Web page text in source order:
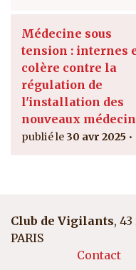
Médecine sous
tension : internes
colère contre la
régulation de
l'installation des
nouveaux
30 avr 2025
Club de Vigilants,
PARIS
Pied
Contact